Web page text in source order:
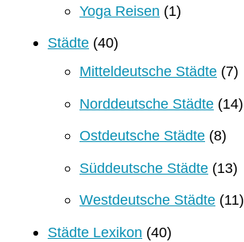
Yoga Reisen (1)
Städte (40)
Mitteldeutsche Städte (7)
Norddeutsche Städte (14)
Ostdeutsche Städte (8)
Süddeutsche Städte (13)
Westdeutsche Städte (11)
Städte Lexikon (40)